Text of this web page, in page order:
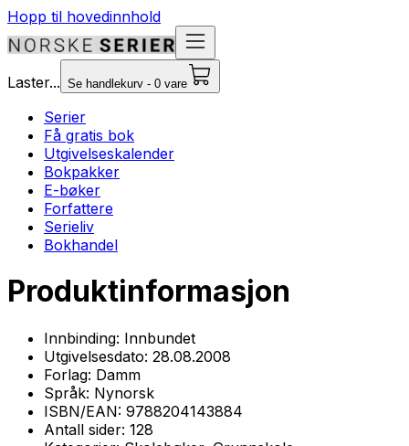
Hopp til hovedinnhold
Laster... Se handlekurv - 0 vare
Serier
Få gratis bok
Utgivelseskalender
Bokpakker
E-bøker
Forfattere
Serieliv
Bokhandel
Produktinformasjon
Innbinding: Innbundet
Utgivelsesdato: 28.08.2008
Forlag: Damm
Språk: Nynorsk
ISBN/EAN: 9788204143884
Antall sider: 128